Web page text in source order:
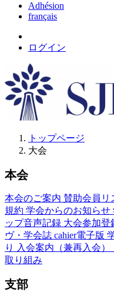
Adhésion
français
ログイン
トップページ
大会
本会
本会のご案内 賛助会員リ
規約 学会からのお知らせ
ップ音声記録 大会参加登
ヴ・学会誌 cahier電子版
り
入会案内（兼再入会）
取り組み
支部